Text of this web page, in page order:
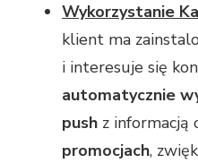
Wykorzystanie
klient ma
i interesuje się
automatycznie
push z informacją
promocjach,